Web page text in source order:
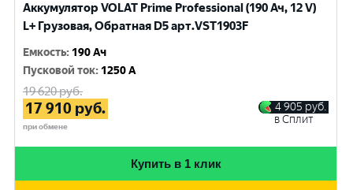
Аккумулятор VOLAT Prime Professional (190 Ач, 12 V)
L+ Грузовая, Обратная D5 арт.VST1903F
Емкость: 190 Ач
Пусковой ток: 1250 A
19 620руб.
17 910 руб.
при обмене
4 905 руб.
в Сплит
Купить в 1 клик